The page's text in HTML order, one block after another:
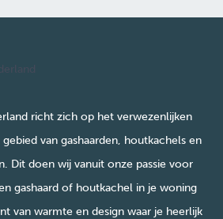
richt zich op het verwezenlijken
van gashaarden, houtkachels en
Dit doen wij vanuit onze passie voor
gashaard of houtkachel in je woning
van warmte en design waar je heerlijk